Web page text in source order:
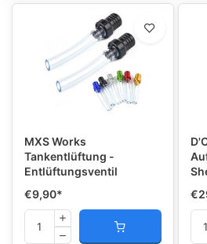
MXS Works
Tankentlüftung -
Entlüftungsventil
€9,90*